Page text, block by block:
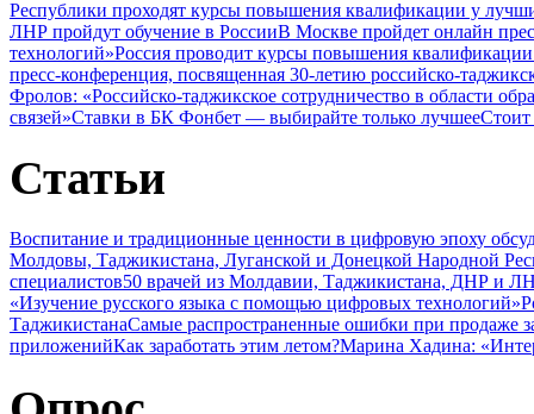
Республики проходят курсы повышения квалификации у
ЛНР пройдут обучение в РоссииВ Москве пройдет онлайн
технологий»Россия проводит курсы повышения квалификации
пресс-конференция, посвященная 30-летию российско-
Фролов: «Российско-таджикское сотрудничество в области
связей»Ставки в БК Фонбет — выбирайте только лучшееСтоит
Статьи
Воспитание и традиционные ценности в цифровую эпоху
Молдовы, Таджикистана, Луганской и Донецкой Народной
специалистов50 врачей из Молдавии, Таджикистана, ДНР и
«Изучение русского языка с помощью цифровых технологий»
ТаджикистанаСамые распространенные ошибки при продаже
приложенийКак заработать этим летом?Марина Хадина: